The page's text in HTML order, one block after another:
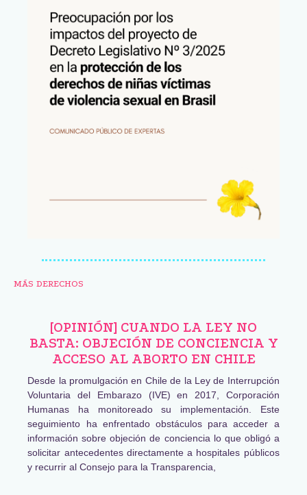
MÁS DERECHOS
[OPINIÓN] CUANDO LA LEY NO
BASTA: OBJECIÓN DE CONCIENCIA Y
ACCESO AL ABORTO EN CHILE
Desde la promulgación en Chile de la Ley de Interrupción
Voluntaria del Embarazo (IVE) en 2017, Corporación
Humanas ha monitoreado su implementación. Este
seguimiento ha enfrentado obstáculos para acceder a
información sobre objeción de conciencia lo que obligó a
solicitar antecedentes directamente a hospitales públicos
y recurrir al Consejo para la Transparencia,